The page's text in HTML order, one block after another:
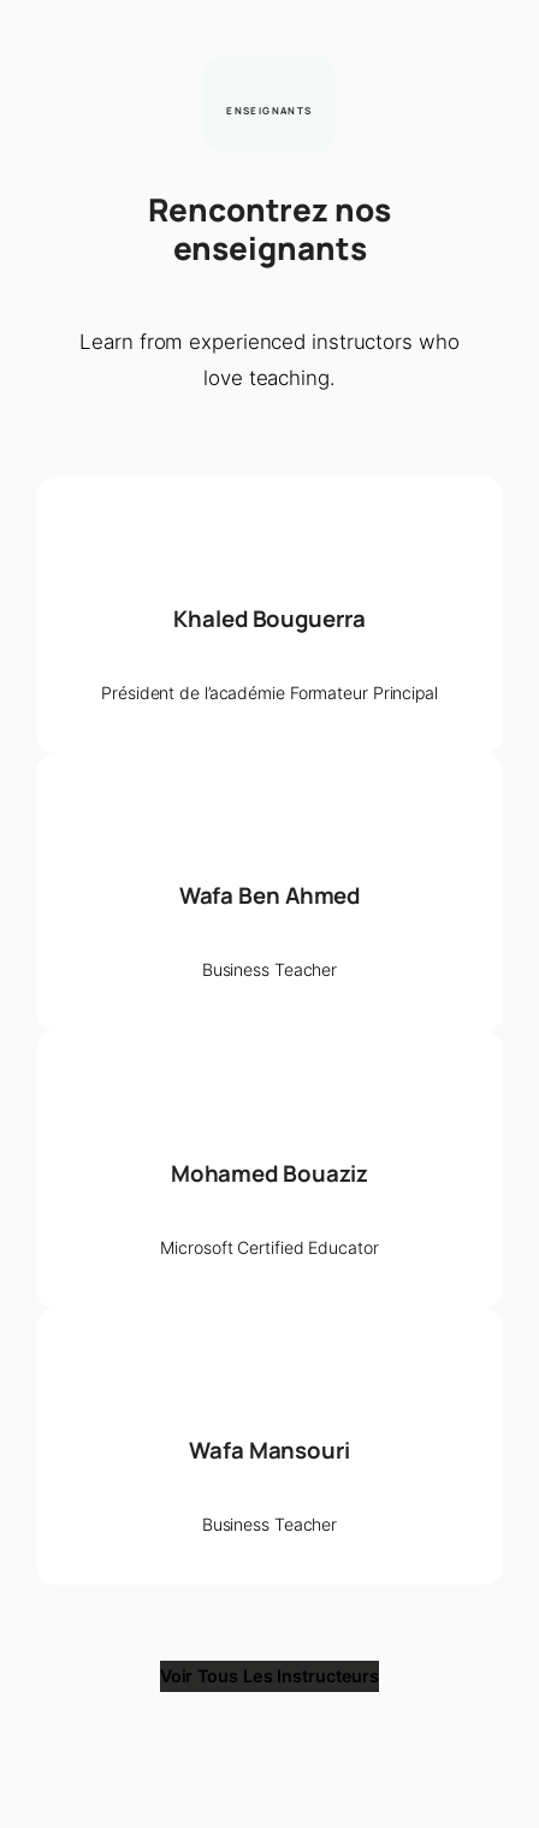
ENSEIGNANTS
Rencontrez nos
enseignants
Learn from experienced instructors who
love teaching.
Khaled Bouguerra
Président de l’académie Formateur Principal
Wafa Ben Ahmed
Business Teacher
Mohamed Bouaziz
Microsoft Certified Educator
Wafa Mansouri
Business Teacher
Voir Tous Les Instructeurs